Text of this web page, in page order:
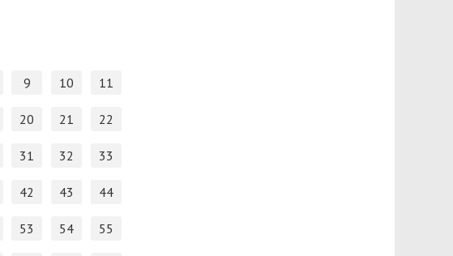
9 10 11
20 21 22
31 32 33
42 43 44
53 54 55